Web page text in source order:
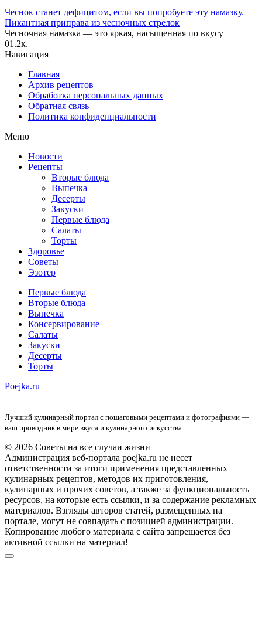
Чеснок станет дефицитом, если вы попробуете эту намазку.
Пикантная приправа из чесночных стрелок
Чесночная намазка — это яркая, насыщенная по вкусу
01.2к.
Навигация
Главная
Архив рецептов
Обработка персональных данных
Обратная связь
Политика конфиденциальности
Меню
Новости
Рецепты
Вторые блюда
Выпечка
Десерты
Закуски
Первые блюда
Салаты
Торты
Здоровье
Советы
Эзотер
Первые блюда
Вторые блюда
Выпечка
Консервирование
Салаты
Закуски
Десерты
Торты
Poejka.ru
Лучший кулинарный портал с пошаговыми рецептами и фотографиями —
ваш проводник в мире вкуса и кулинарного искусства.
© 2026 Советы на все случаи жизни
Администрация веб-портала poejka.ru не несет
ответственности за итоги применения представленных
кулинарных рецептов, методов их приготовления,
кулинарных и прочих советов, а также за функциональность
ресурсов, на которые есть ссылки, и за содержание рекламных
материалов. Взгляды авторов статей, размещенных на
портале, могут не совпадать с позицией администрации.
Копирование любого материала с сайта запрещается без
активной ссылки на материал!